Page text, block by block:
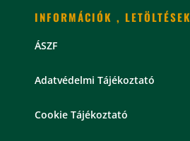
INFORMÁCIÓK , LETÖLTÉSEK
ÁSZF
Adatvédelmi Tájékoztató
Cookie Tájékoztató